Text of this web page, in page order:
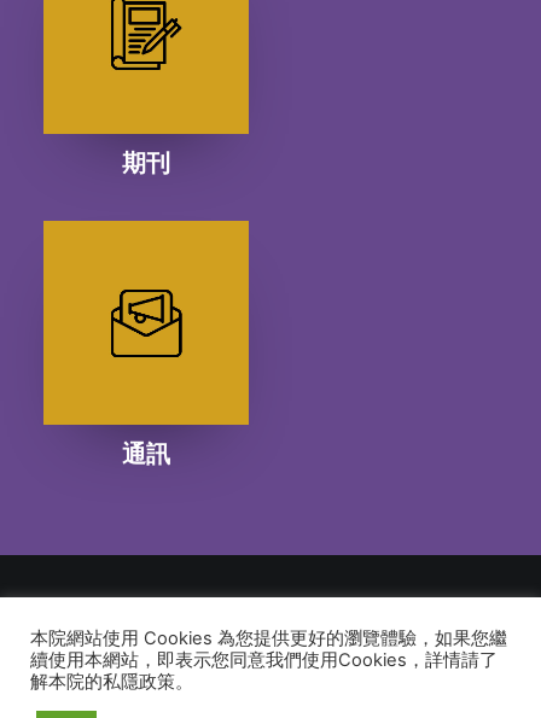
期刊
通訊
© 2026 建道神學院Alliance Bible Seminary. All rights reserved
本院網站使用 Cookies 為您提供更好的瀏覽體驗，如果您繼
續使用本網站，即表示您同意我們使用Cookies，詳情請了
解本院的私隱政策。